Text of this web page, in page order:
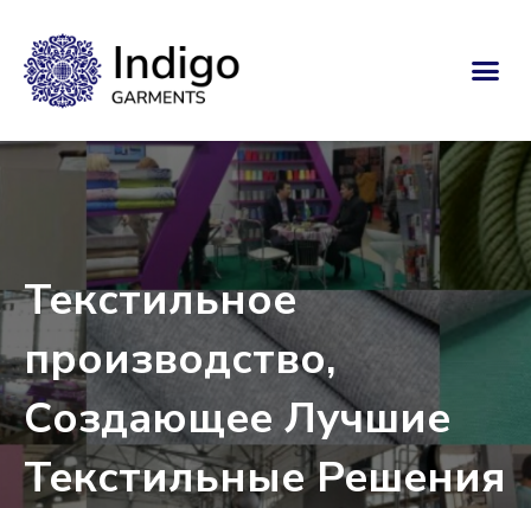
Текстильное
производство,
Создающее Лучшие
Текстильные Решения